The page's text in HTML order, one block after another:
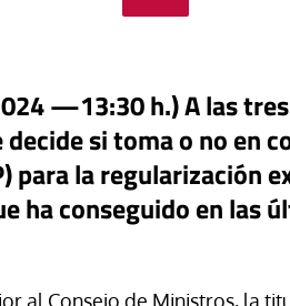
—13:30 h.) A las
decide si toma o no en
para la regularización
ha conseguido en las
al Consejo de Ministros, la